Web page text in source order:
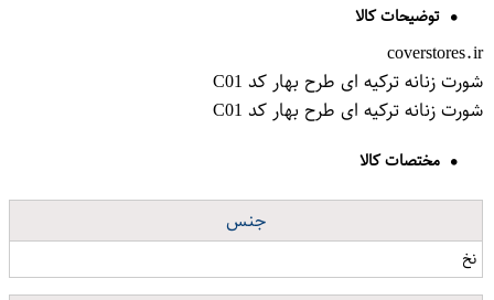
توضیحات کالا
coverstores.ir
شورت زنانه ترکیه ای طرح بهار کد C01
شورت زنانه ترکیه ای طرح بهار کد C01
مختصات کالا
جنس
نخ